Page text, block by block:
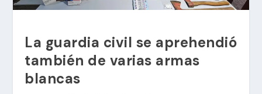
La guardia civil se aprehendió
también de varias armas
blancas